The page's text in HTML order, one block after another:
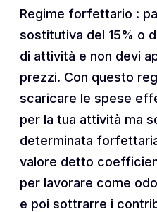
Regime forfettario :
sostitutiva del 15% o
di attività e non devi
prezzi. Con questo
scaricare le spese
per la tua attività ma
determinata
valore detto
per lavorare come
e poi sottrarre i